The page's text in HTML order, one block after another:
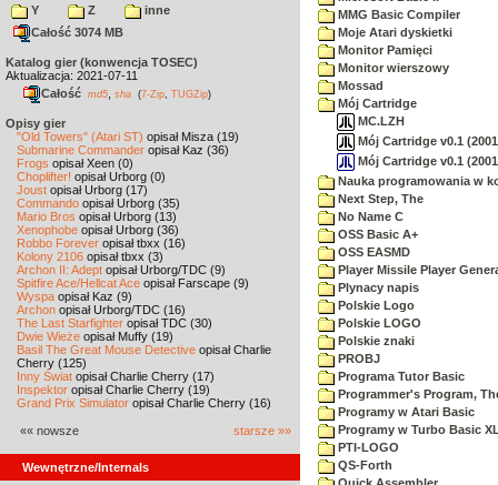
Y Z
inne
Całość 3074 MB
Katalog gier (konwencja TOSEC)
Aktualizacja: 2021-07-11
Całość md5 sha (7-Zip TUGZip)
Opisy gier
"Old Towers" (Atari ST) opisał Misza (19)
Submarine Commander opisał Kaz (36)
Frogs opisał Xeen (0)
Choplifter! opisał Urborg (0)
Joust opisał Urborg (17)
Commando opisał Urborg (35)
Mario Bros opisał Urborg (13)
Xenophobe opisał Urborg (36)
Robbo Forever opisał tbxx (16)
Kolony 2106 opisał tbxx (3)
Archon II: Adept opisał Urborg/TDC (9)
Spitfire Ace/Hellcat Ace opisał Farscape (9)
Wyspa opisał Kaz (9)
Archon opisał Urborg/TDC (16)
The Last Starfighter opisał TDC (30)
Dwie Wieże opisał Muffy (19)
Basil The Great Mouse Detective opisał Charlie
Cherry (125)
Inny Świat opisał Charlie Cherry (17)
Inspektor opisał Charlie Cherry (19)
Grand Prix Simulator opisał Charlie Cherry (16)
«« nowsze starsze »»
Wewnętrzne/Internals
MMG Basic Compiler
Moje Atari dyskietki
Monitor Pamięci
Monitor wierszowy
Mossad
Mój Cartridge
MC.LZH
Mój Cartridge v0.1
Mój Cartridge v0.1
Nauka programowania w
Next Step, The
No Name C
OSS Basic A+
OSS EASMD
Player Missile Player
Plynacy napis
Polskie Logo
Polskie LOGO
Polskie znaki
PROBJ
Programa Tutor Basic
Programmer's Program,
Programy w Atari Basic
Programy w Turbo Basic
PTI-LOGO
QS-Forth